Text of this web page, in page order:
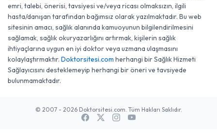
emri, talebi, önerisi, tavsiyesi ve/veya ricası olmaksızın, ilgili
hasta/danışan tarafından bağımsız olarak yazılmaktadır. Bu web
sitesinin amacı, sağlık alanında kamuoyunun bilgilendirilmesini
sağlamak, sağlık okuryazarlığını artırmak, kişilerin sağlık
ihtiyaçlarına uygun en iyi doktor veya uzmana ulaşmasını
kolaylaştırmaktır. Doktorsitesi.com herhangi bir Sağlık Hizmeti
Sağlayıcısını desteklemeyip herhangi bir öneri ve tavsiyede
bulunmamaktadır.
© 2007 - 2026 Doktorsitesi.com. Tüm Hakları Saklıdır.